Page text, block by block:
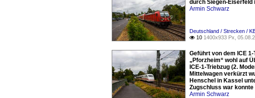
durch Siegen-Eiserfeld
Armin Schwarz
Deutschland / Strecken /
 10 1400x933 Px,
Geführt von dem ICE
„Pforzheim“ wohl auf
ICE-1-Triebzug (2.
Mittelwagen verkürzt
Henschel in Kassel
Zugschluss war
Armin Schwarz